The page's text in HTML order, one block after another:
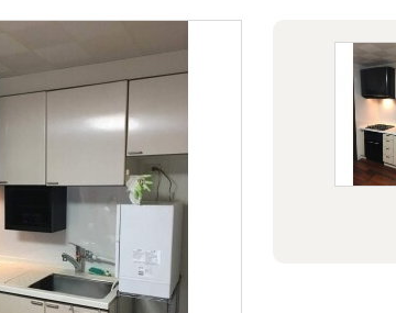
キッチン・台所